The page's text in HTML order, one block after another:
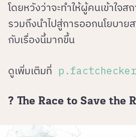
โดยหวังว่าจะทำให้ผู้คนเข้าใจ
รวมถึงนำไปสู่การออกนโยบา
กับเรื่องนี้มากขึ้น
ดูเพิ่มเติมที่
? The Race to Save the